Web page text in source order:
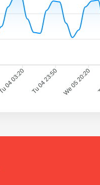
Tu 04 03:20 Tu 04 23:50 We 05 20:20